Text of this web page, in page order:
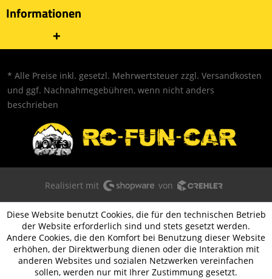
Informationen
* Alle Preise inkl. gesetzl. Mehrwertsteuer zzgl. Versandkosten
und ggf. Nachnahmegebühren, wenn nicht anders
beschrieben
Realisiert mit von
Diese Website benutzt Cookies, die für den technischen Betrieb
der Website erforderlich sind und stets gesetzt werden.
Andere Cookies, die den Komfort bei Benutzung dieser Website
erhöhen, der Direktwerbung dienen oder die Interaktion mit
anderen Websites und sozialen Netzwerken vereinfachen
sollen, werden nur mit Ihrer Zustimmung gesetzt.